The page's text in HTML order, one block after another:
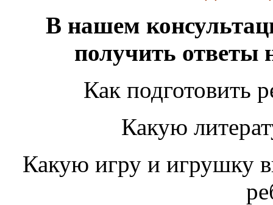
В нашем
получить ответы
Как подготовить
Какую
Какую игру и игрушку